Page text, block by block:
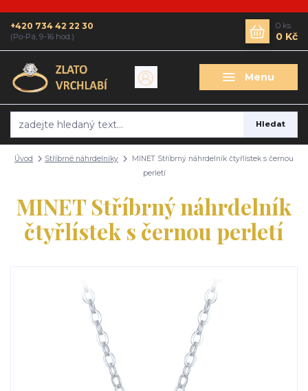
Menu
Hledat
+420 734 42 22 30
(Po-Pá, 9-16 hod.)
0 ks
0 Kč
Úvod Stříbrné náhrdelníky
MINET Stříbrný náhrdelník čtyřlístek s černou
perletí
MINET Stříbrný náhrdelník
čtyřlístek s černou perletí